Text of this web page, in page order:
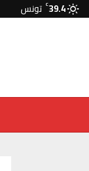
39.4
C تونس